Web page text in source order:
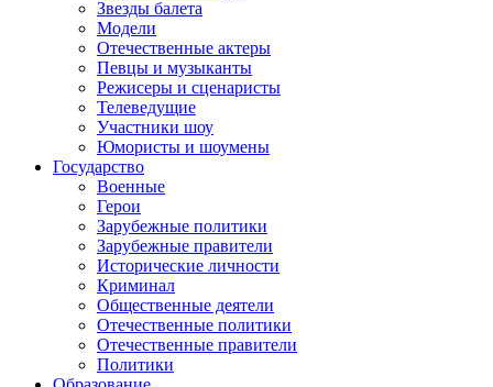
Звезды балета
Модели
Отечественные актеры
Певцы и музыканты
Режисеры и сценаристы
Телеведущие
Участники шоу
Юмористы и шоумены
Государство
Военные
Герои
Зарубежные политики
Зарубежные правители
Исторические личности
Криминал
Общественные деятели
Отечественные политики
Отечественные правители
Политики